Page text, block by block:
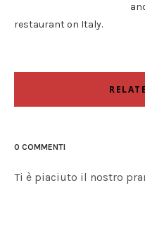
restaurant on Italy.
0 COMMENTI
Ti è piaciuto il nostro